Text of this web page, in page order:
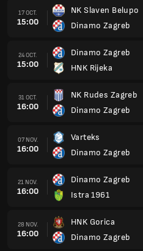
17 OCT.
15:00
NK Slaven Belupo
Dinamo Zagreb
24 OCT.
15:00
Dinamo Zagreb
HNK Rijeka
31 OCT.
16:00
NK Rudes Zagreb
Dinamo Zagreb
07 NOV.
16:00
Varteks
Dinamo Zagreb
21 NOV.
16:00
Dinamo Zagreb
Istra 1961
28 NOV.
16:00
HNK Gorica
Dinamo Zagreb